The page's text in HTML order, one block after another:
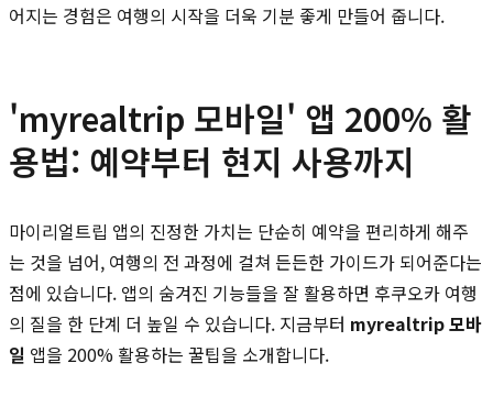
어지는 경험은 여행의 시작을 더욱 기분 좋게 만들어 줍니다.
'myrealtrip 모바일' 앱 200% 활
용법: 예약부터 현지 사용까지
마이리얼트립 앱의 진정한 가치는 단순히 예약을 편리하게 해주
는 것을 넘어, 여행의 전 과정에 걸쳐 든든한 가이드가 되어준다는
점에 있습니다. 앱의 숨겨진 기능들을 잘 활용하면 후쿠오카 여행
의 질을 한 단계 더 높일 수 있습니다. 지금부터 myrealtrip 모바
일 앱을 200% 활용하는 꿀팁을 소개합니다.